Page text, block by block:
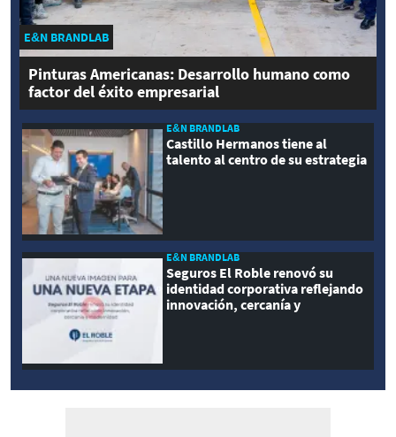
E&N BRANDLAB
Pinturas Americanas: Desarrollo humano como
factor del éxito empresarial
E&N BRANDLAB
Castillo Hermanos tiene al
talento al centro de su estrategia
E&N BRANDLAB
Seguros El Roble renovó su
identidad corporativa reflejando
innovación, cercanía y